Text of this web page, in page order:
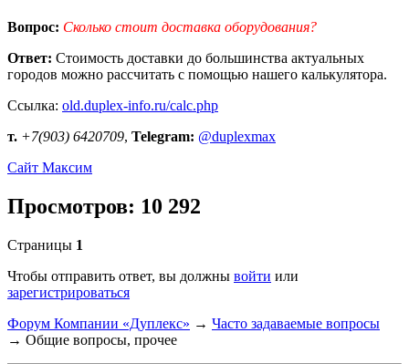
Вопрос: Сколько стоит доставка оборудования?
Ответ: Стоимость доставки до большинства актуальных
городов можно рассчитать с помощью нашего калькулятора.
Ссылка: old.duplex-info.ru/calc.php
т. +7(903) 6420709, Telegram: @duplexmax
Сайт Максим
Просмотров: 10 292
Страницы 1
Чтобы отправить ответ, вы должны войти или
зарегистрироваться
Форум Компании «Дуплекс» → Часто задаваемые вопросы
→ Общие вопросы, прочее